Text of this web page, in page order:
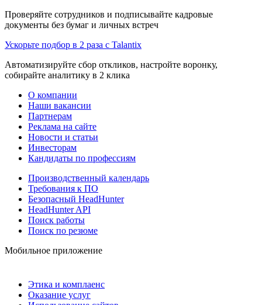
Проверяйте сотрудников и подписывайте кадровые
документы без бумаг и личных встреч
Ускорьте подбор в 2 раза с Talantix
Автоматизируйте сбор откликов, настройте воронку,
собирайте аналитику в 2 клика
О компании
Наши вакансии
Партнерам
Реклама на сайте
Новости и статьи
Инвесторам
Кандидаты по профессиям
Производственный календарь
Требования к ПО
Безопасный HeadHunter
HeadHunter API
Поиск работы
Поиск по резюме
Мобильное приложение
Этика и комплаенс
Оказание услуг